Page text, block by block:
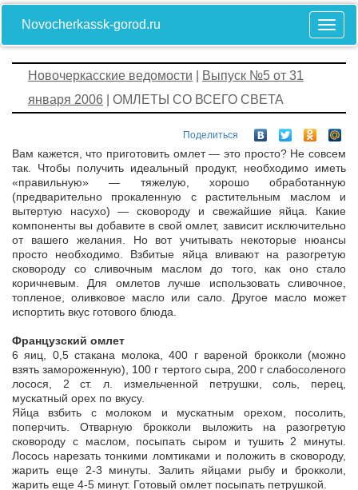
Novocherkassk-gorod.ru
Новочеркасские ведомости
Выпуск №5 от 31
января 2006 | ОМЛЕТЫ СО ВСЕГО СВЕТА
Поделиться
Вам кажется, что приготовить омлет — это просто? Не совсем
так. Чтобы получить идеальный продукт, необходимо иметь
«правильную» — тяжелую, хорошо обработанную
(предварительно прокаленную с растительным маслом и
вытертую насухо) — сковороду и свежайшие яйца. Какие
компоненты вы добавите в свой омлет, зависит исключительно
от вашего желания. Но вот учитывать некоторые нюансы
просто необходимо. Взбитые яйца вливают на разогретую
сковороду со сливочным маслом до того, как оно стало
коричневым. Для омлетов лучше использовать сливочное,
топленое, оливковое масло или сало. Другое масло может
испортить вкус готового блюда.
Французский омлет
6 яиц, 0,5 стакана молока, 400 г вареной брокколи (можно
взять замороженную), 100 г тертого сыра, 200 г слабосоленого
лосося, 2 ст. л. измельченной петрушки, соль, перец,
мускатный орех по вкусу.
Яйца взбить с молоком и мускатным орехом, посолить,
поперчить. Отварную брокколи выложить на разогретую
сковороду с маслом, посыпать сыром и тушить 2 минуты.
Лосось нарезать тонкими ломтиками и положить в сковороду,
жарить еще 2-3 минуты. Залить яйцами рыбу и брокколи,
жарить еще 4-5 минут. Готовый омлет посыпать петрушкой.